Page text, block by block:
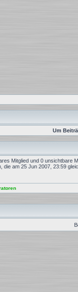
Um
Mitglied und 0 unsichtbare
die am 25 Jun 2007, 23:59